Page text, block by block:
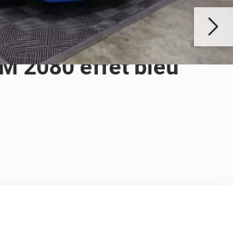
2080 effet bleu